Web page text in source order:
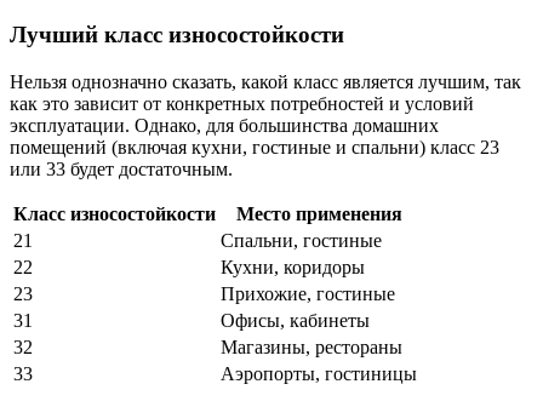
Лучший класс износостойкости
Нельзя однозначно сказать, какой класс является лучшим, так
как это зависит от конкретных потребностей и условий
эксплуатации. Однако, для большинства домашних
помещений (включая кухни, гостиные и спальни) класс 23
или 33 будет достаточным.
Класс износостойкости
Место применения
21
Спальни, гостиные
22
Кухни, коридоры
23
Прихожие, гостиные
31
Офисы, кабинеты
32
Магазины, рестораны
33
Аэропорты, гостиницы